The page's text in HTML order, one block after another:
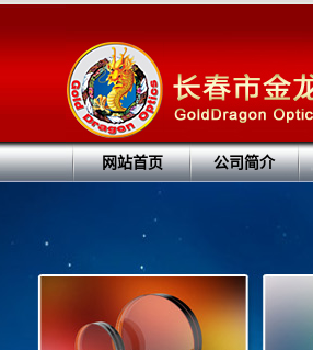
网站首页 公司简介